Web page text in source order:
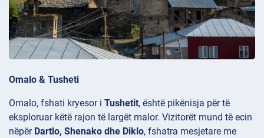
Omalo & Tusheti
Omalo, fshati kryesor i Tushetit, është pikënisja për të
eksploruar këtë rajon të largët malor. Vizitorët mund të ecin
nëpër Dartlo, Shenako dhe Diklo, fshatra mesjetare me